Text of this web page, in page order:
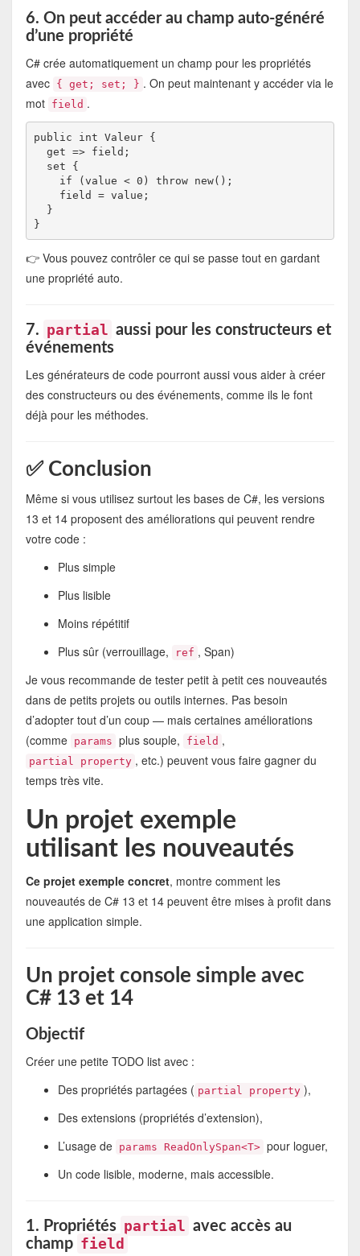
6. On peut accéder au champ auto-généré
d’une propriété
C# crée automatiquement un champ pour les propriétés
avec { get; set; } . On peut maintenant y accéder via le
mot field .
public int Valeur {
  get => field;
👉 Vous pouvez contrôler ce qui se passe tout en gardant
une propriété auto.
7. partial aussi pour les constructeurs et
événements
Les générateurs de code pourront aussi vous aider à créer
des constructeurs ou des événements, comme ils le font
déjà pour les méthodes.
✅ Conclusion
Même si vous utilisez surtout les bases de C#, les versions
13 et 14 proposent des améliorations qui peuvent rendre
votre code :
Plus simple
Plus lisible
Moins répétitif
Plus sûr (verrouillage,
ref , Span)
Je vous recommande de tester petit à petit ces nouveautés
dans de petits projets ou outils internes. Pas besoin
d’adopter tout d’un coup — mais certaines améliorations
(comme params plus souple, field ,
partial property , etc.) peuvent vous faire gagner du
temps très vite.
Un projet exemple
utilisant les nouveautés
Ce projet exemple concret, montre comment les
nouveautés de C# 13 et 14 peuvent être mises à profit dans
une application simple.
Un projet console simple avec
C# 13 et 14
Objectif
Créer une petite TODO list avec :
Des propriétés partagées ( partial property ),
Des extensions (propriétés d’extension),
L’usage de params ReadOnlySpan<T> pour loguer,
Un code lisible, moderne, mais accessible.
1. Propriétés partial avec accès au
champ field